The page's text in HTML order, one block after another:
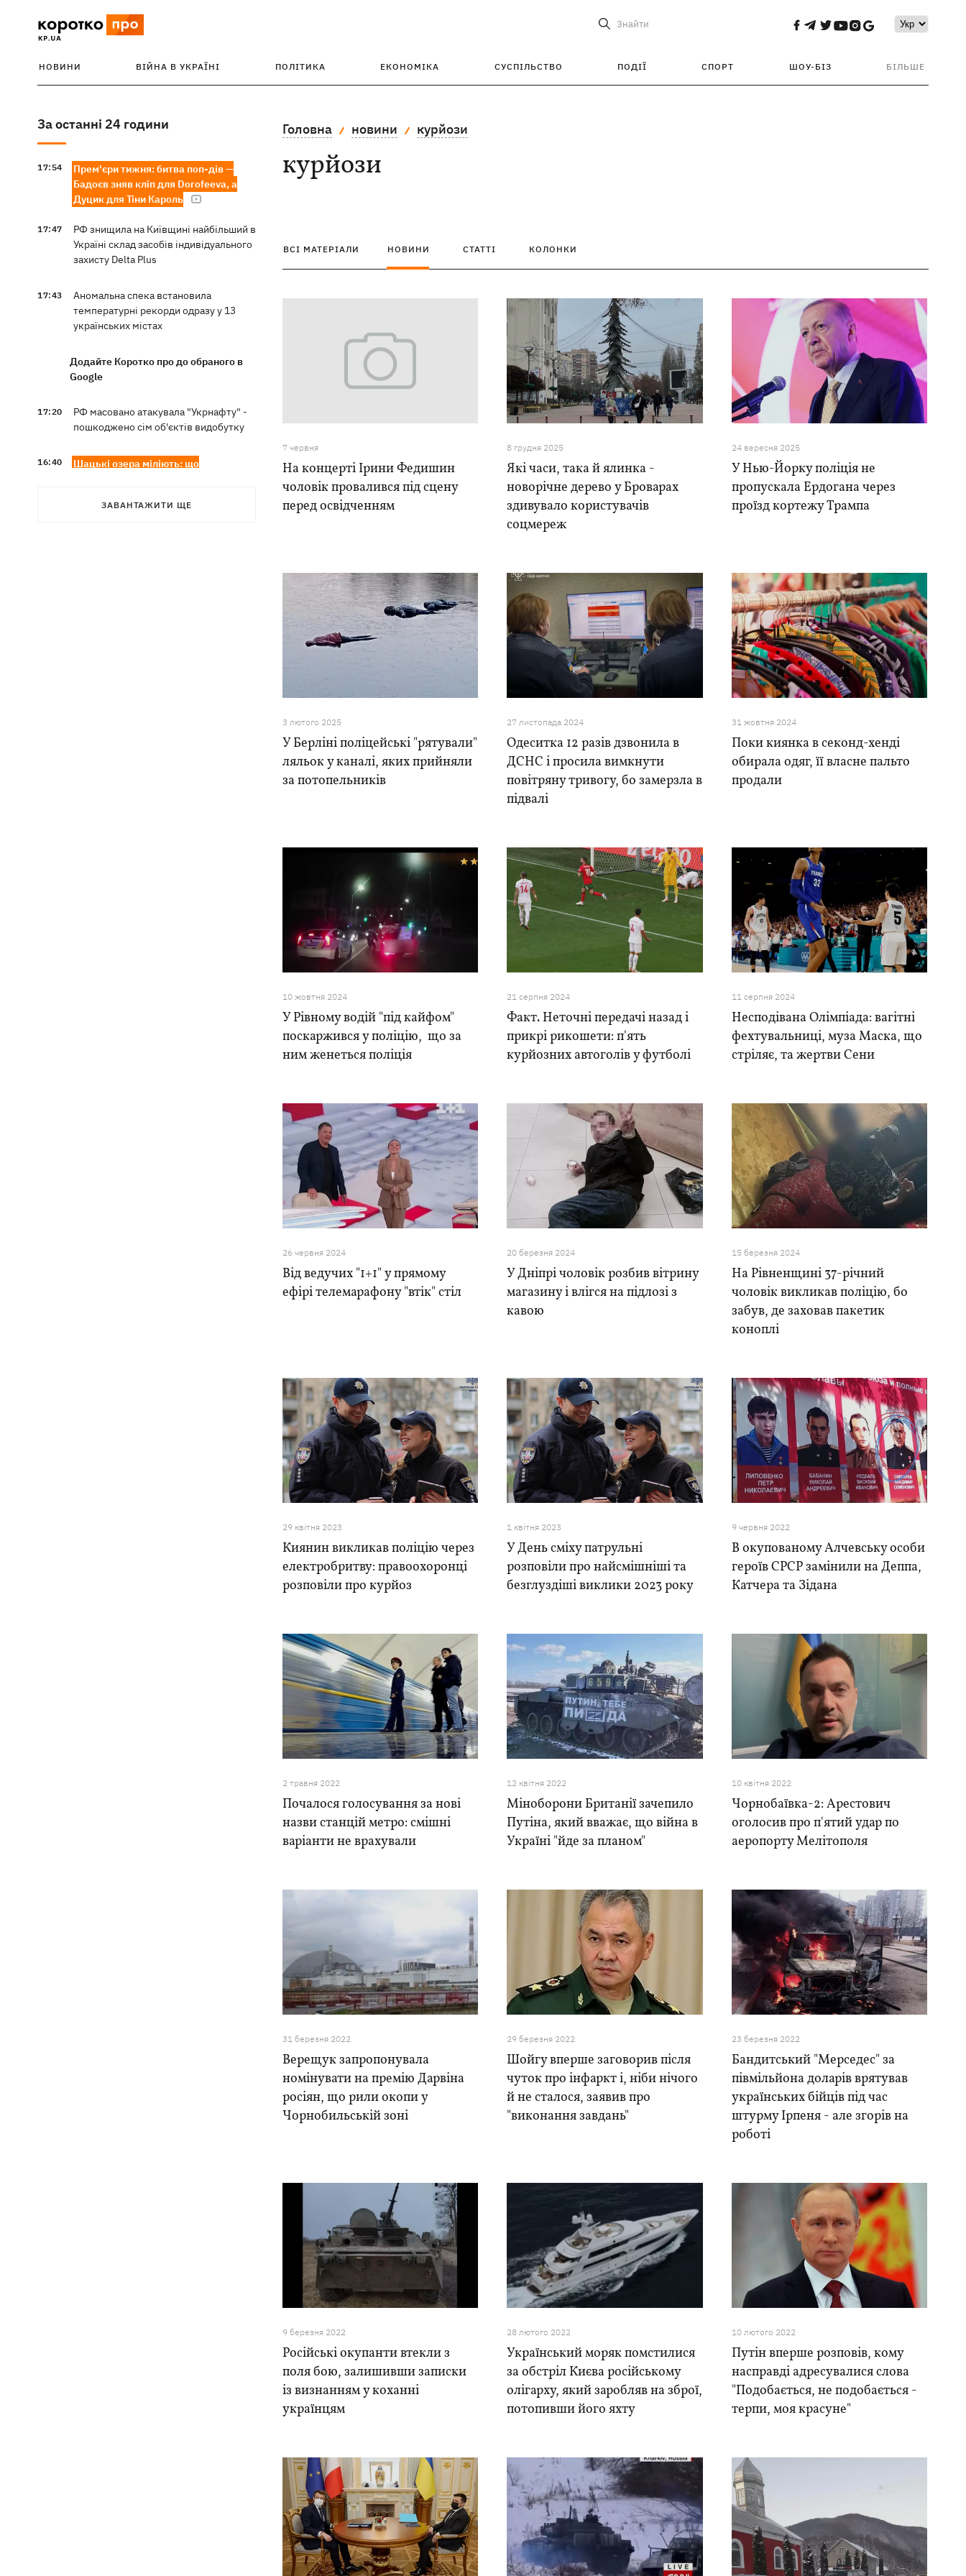
Знайти
НОВИНИ ВІЙНА В УКРАЇНІ ПОЛІТИКА ЕКОНОМІКА СУСПІЛЬСТВО ПОДІЇ СПОРТ ШОУ-БІЗ БІЛЬШЕ
За останні 24 години
17:54
Прем'єри тижня: битва поп-дів —
Бадоєв зняв кліп для Dorofeeva, а
Дуцик для Тіни Кароль
17:47
РФ знищила на Київщині найбільший в
Україні склад засобів індивідуального
захисту Delta Plus
17:43
Аномальна спека встановила
температурні рекорди одразу у 13
українських містах
Додайте Коротко про до обраного в
Google
17:20
РФ масовано атакувала "Укрнафту" -
пошкоджено сім об'єктів видобутку
16:40
Шацькі озера міліють: що
ЗАВАНТАЖИТИ ЩЕ
Головна новини курйози
курйози
ВСІ МАТЕРІАЛИ НОВИНИ СТАТТІ КОЛОНКИ
7 червня
На концерті Ірини Федишин
чоловік провалився під сцену
перед освідченням
8 грудня 2025
Які часи, така й ялинка -
новорічне дерево у Броварах
здивувало користувачів
соцмереж
24 вересня 2025
У Нью-Йорку поліція не
пропускала Ердогана через
проїзд кортежу Трампа
3 лютого 2025
У Берліні поліцейські "рятували"
ляльок у каналі, яких прийняли
за потопельників
27 листопада 2024
Одеситка 12 разів дзвонила в
ДСНС і просила вимкнути
повітряну тривогу, бо замерзла в
підвалі
31 жовтня 2024
Поки киянка в секонд-хенді
обирала одяг, її власне пальто
продали
10 жовтня 2024
У Рівному водій "під кайфом"
поскаржився у поліцію, що за
ним женеться поліція
21 серпня 2024
Факт. Неточні передачі назад і
прикрі рикошети: п'ять
курйозних автоголів у футболі
11 серпня 2024
Несподівана Олімпіада: вагітні
фехтувальниці, муза Маска, що
стріляє, та жертви Сени
26 червня 2024
Від ведучих "1+1" у прямому
ефірі телемарафону "втік" стіл
20 березня 2024
У Дніпрі чоловік розбив вітрину
магазину і влігся на підлозі з
кавою
15 березня 2024
На Рівненщині 37-річний
чоловік викликав поліцію, бо
забув, де заховав пакетик
коноплі
29 квiтня 2023
Киянин викликав поліцію через
електробритву: правоохоронці
розповіли про курйоз
1 квiтня 2023
У День сміху патрульні
розповіли про найсмішніші та
безглуздіші виклики 2023 року
9 червня 2022
В окупованому Алчевську особи
героїв СРСР замінили на Деппа,
Катчера та Зідана
2 травня 2022
Почалося голосування за нові
назви станцій метро: смішні
варіанти не врахували
12 квiтня 2022
Міноборони Британії зачепило
Путіна, який вважає, що війна в
Україні "йде за планом"
10 квiтня 2022
Чорнобаївка-2: Арестович
оголосив про п'ятий удар по
аеропорту Мелітополя
31 березня 2022
Верещук запропонувала
номінувати на премію Дарвіна
росіян, що рили окопи у
Чорнобильській зоні
29 березня 2022
Шойгу вперше заговорив після
чуток про інфаркт і, ніби нічого
й не сталося, заявив про
"виконання завдань"
23 березня 2022
Бандитський "Мерседес" за
півмільйона доларів врятував
українських бійців під час
штурму Ірпеня - але згорів на
роботі
9 березня 2022
Російські окупанти втекли з
поля бою, залишивши записки
із визнанням у коханні
українцям
28 лютого 2022
Український моряк помстилися
за обстріл Києва російському
олігарху, який заробляв на зброї,
потопивши його яхту
10 лютого 2022
Путін вперше розповів, кому
насправді адресувалися слова
"Подобається, не подобається -
терпи, моя красуне"